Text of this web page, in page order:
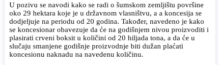
U pozivu se navodi kako se radi o šumskom zemljištu površine
oko 29 hektara koje je u državnom vlasništvu, a a koncesija se
dodjeljuje na periodu od 20 godina. Također, navedeno je kako
se koncesionar obavezuje da će na godišnjem nivou proizvoditi i
plasirati crveni boksit u količini od 20 hiljada tona, a da će u
slučaju smanjene godišnje proizvodnje biti dužan plaćati
koncesionu naknadu na navedenu količinu.